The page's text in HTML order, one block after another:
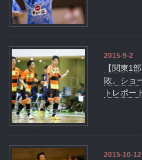
2015-9-2
【関東1
敗。ショ
トレポー
2015-10-12